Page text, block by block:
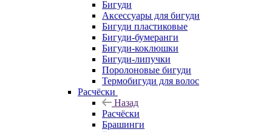
Бигуди
Аксессуары для бигуди
Бигуди пластиковые
Бигуди-бумеранги
Бигуди-коклюшки
Бигуди-липучки
Поролоновые бигуди
Термобигуди для волос
Расчёски
Назад
Расчёски
Брашинги